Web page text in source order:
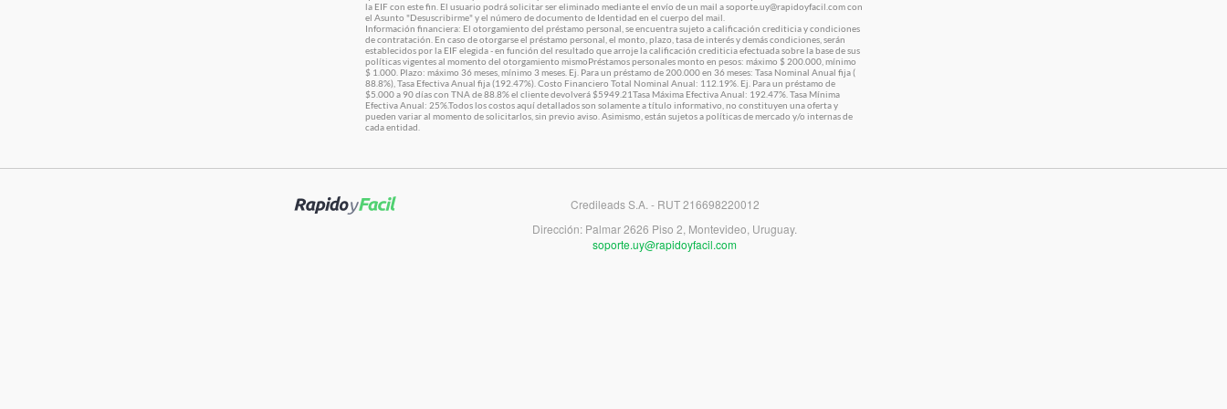
la EIF con este fin. El usuario podrá solicitar ser eliminado mediante el envío de un mail a soporte.uy@rapidoyfacil.com con
el Asunto "Desuscribirme" y el número de documento de Identidad en el cuerpo del mail.
Información financiera: El otorgamiento del préstamo personal, se encuentra sujeto a calificación crediticia y condiciones
de contratación. En caso de otorgarse el préstamo personal, el monto, plazo, tasa de interés y demás condiciones, serán
establecidos por la EIF elegida - en función del resultado que arroje la calificación crediticia efectuada sobre la base de sus
políticas vigentes al momento del otorgamiento mismoPréstamos personales monto en pesos: máximo $ 200.000, mínimo
$ 1.000. Plazo: máximo 36 meses, mínimo 3 meses. Ej. Para un préstamo de 200.000 en 36 meses: Tasa Nominal Anual fija (
88.8%), Tasa Efectiva Anual fija (192.47%). Costo Financiero Total Nominal Anual: 112.19%. Ej. Para un préstamo de
$5.000 a 90 días con TNA de 88.8% el cliente devolverá $5949.21Tasa Máxima Efectiva Anual: 192.47%. Tasa Mínima
Efectiva Anual: 25%.Todos los costos aquí detallados son solamente a título informativo, no constituyen una oferta y
pueden variar al momento de solicitarlos, sin previo aviso. Asimismo, están sujetos a políticas de mercado y/o internas de
cada entidad.
Credileads S.A. - RUT 216698220012
Dirección: Palmar 2626 Piso 2, Montevideo, Uruguay.
soporte.uy@rapidoyfacil.com